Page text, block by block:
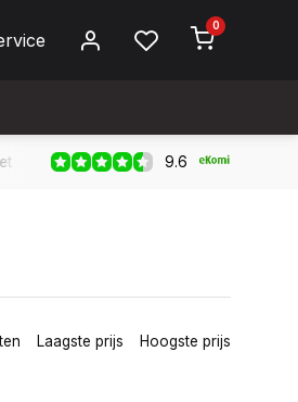
0
telefoon op werkdagen van 09:00 tot
9.6
Laagste prijs Hoogste prijs